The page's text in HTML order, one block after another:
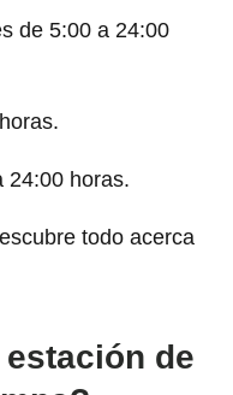
de 5:00 a 24:00
24:00 horas.
todo acerca
de